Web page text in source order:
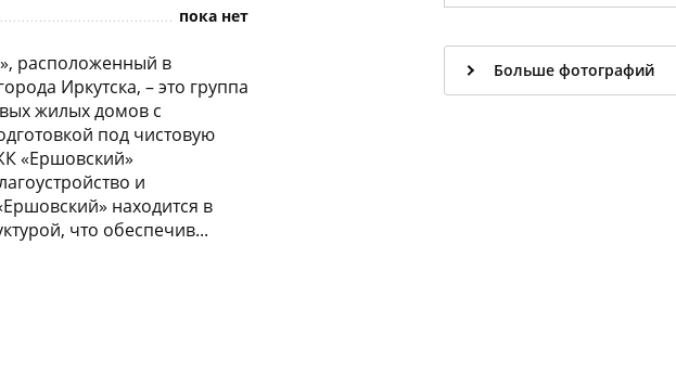
Больше фотографий
пока нет
расположенный в
Иркутска, – это группа
жилых домов с
под чистовую
«Ершовский»
и
находится в
что обеспечив...